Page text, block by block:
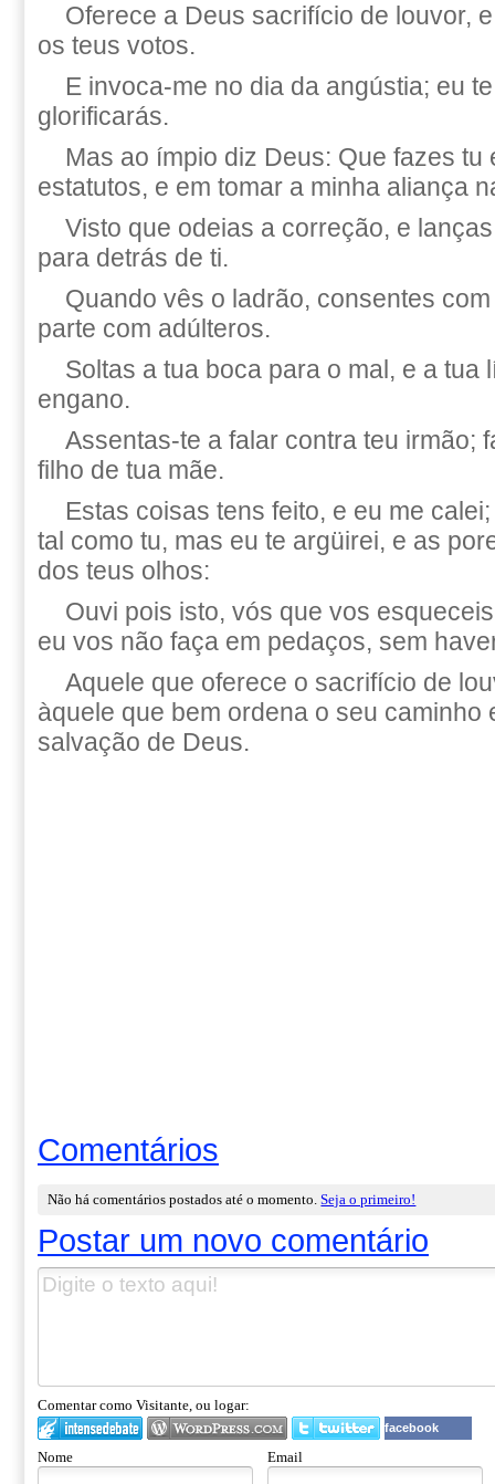
Oferece a Deus sacrifício de louvor,
os teus votos.
E invoca-me no dia da angústia; eu
glorificarás.
Mas ao ímpio diz Deus: Que fazes tu
estatutos, e em tomar a minha aliança
Visto que odeias a correção, e
para detrás de ti.
Quando vês o ladrão, consentes
parte com adúlteros.
Soltas a tua boca para o mal, e a tua
engano.
Assentas-te a falar contra teu irmão;
filho de tua mãe.
Estas coisas tens feito, e eu me
tal como tu, mas eu te argüirei, e as
dos teus olhos:
Ouvi pois isto, vós que vos
eu vos não faça em pedaços, sem
Aquele que oferece o sacrifício de
àquele que bem ordena o seu caminho
salvação de Deus.
Comentários
Não há comentários postados até o momento.Seja o primeiro!
Postar um novo comentário
Comentar como Visitante, ou logar:
facebook
Nome Email